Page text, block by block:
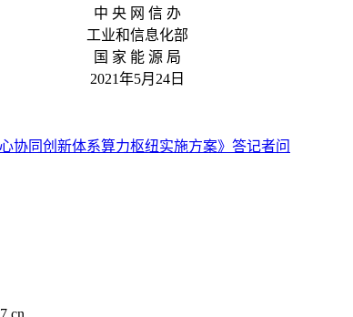
中 央 网 信 办
工业和信息化部
国 家 能 源 局
2021年5月24日
协同创新体系算力枢纽实施方案》答记者问